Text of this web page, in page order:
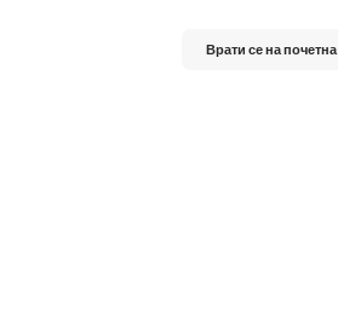
Врати се на почетна